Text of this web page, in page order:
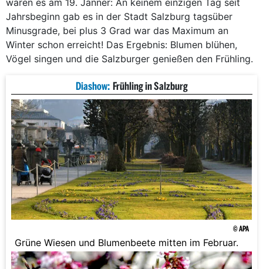
waren es am 19. Jänner: An keinem einzigen Tag seit
Jahrsbeginn gab es in der Stadt Salzburg tagsüber
Minusgrade, bei plus 3 Grad war das Maximum an
Winter schon erreicht! Das Ergebnis: Blumen blühen,
Vögel singen und die Salzburger genießen den Frühling.
Diashow: Frühling in Salzburg
© APA
Grüne Wiesen und Blumenbeete mitten im Februar.